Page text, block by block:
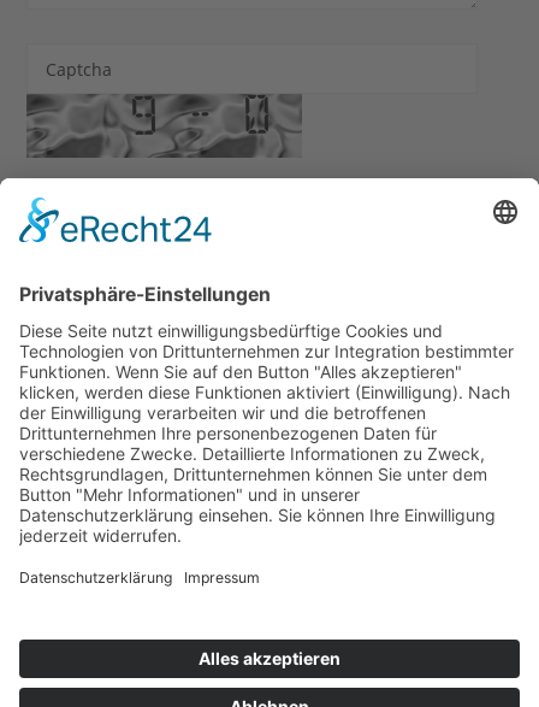
Captcha
Ich habe die
genommen. Ich stimme zu, dass meine Angaben und Daten
und gespeichert werden.
ROSTFREI-STAHLGeisweid GmbH
+49 (0)2737-5950 -0